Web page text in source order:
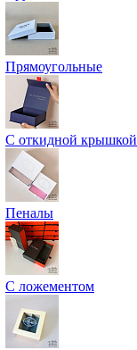
Прямоугольные
С откидной крышкой
Пеналы
С ложементом